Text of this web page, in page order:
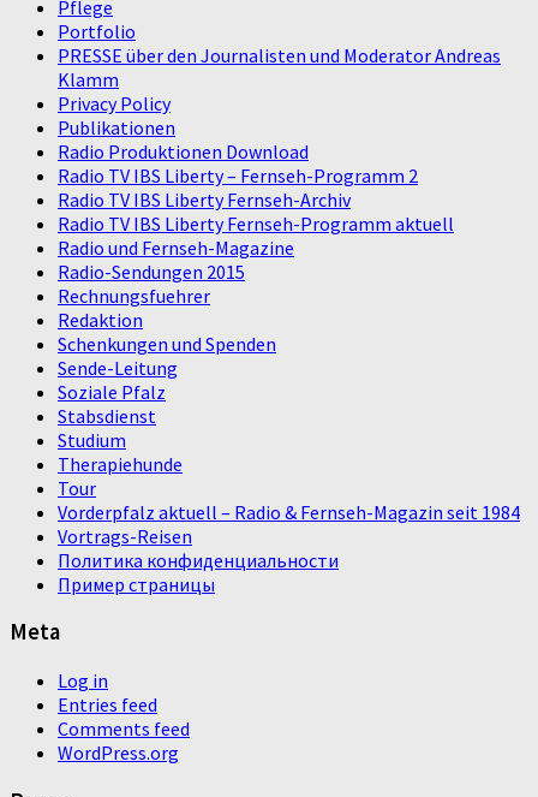
Pflege
Portfolio
PRESSE über den Journalisten und Moderator Andreas
Klamm
Privacy Policy
Publikationen
Radio Produktionen Download
Radio TV IBS Liberty – Fernseh-Programm 2
Radio TV IBS Liberty Fernseh-Archiv
Radio TV IBS Liberty Fernseh-Programm aktuell
Radio und Fernseh-Magazine
Radio-Sendungen 2015
Rechnungsfuehrer
Redaktion
Schenkungen und Spenden
Sende-Leitung
Soziale Pfalz
Stabsdienst
Studium
Therapiehunde
Tour
Vorderpfalz aktuell – Radio & Fernseh-Magazin seit 1984
Vortrags-Reisen
Политика конфиденциальности
Пример страницы
Meta
Log in
Entries feed
Comments feed
WordPress.org